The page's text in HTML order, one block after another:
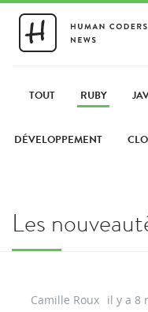
TOUT RUBY
DÉVELOPPEMENT
Les
Camille Roux il y a 8